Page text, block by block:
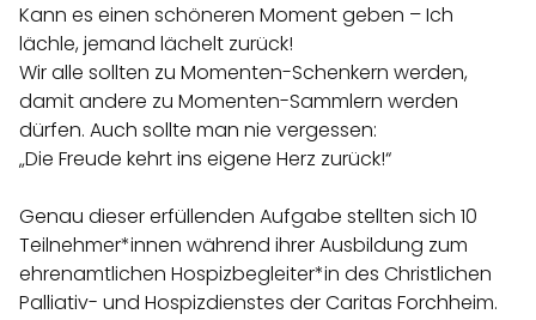
Kann es einen schöneren Moment geben – Ich
lächle, jemand lächelt zurück!
Wir alle sollten zu Momenten-Schenkern werden,
damit andere zu Momenten-Sammlern werden
dürfen. Auch sollte man nie vergessen:
„Die Freude kehrt ins eigene Herz zurück!“
Genau dieser erfüllenden Aufgabe stellten sich 10
Teilnehmer*innen während ihrer Ausbildung zum
ehrenamtlichen Hospizbegleiter*in des Christlichen
Palliativ- und Hospizdienstes der Caritas Forchheim.